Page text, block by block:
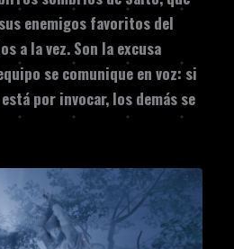
enemigos favoritos del
a la vez. Son la excusa
se comunique en voz: si
por invocar, los demás se